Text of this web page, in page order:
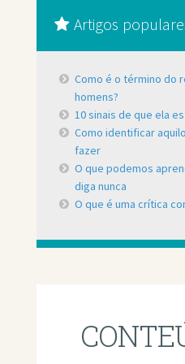
Artigos
Como é o término do
homens?
10 sinais de que ela
Como identificar
fazer
O que podemos
diga nunca
O que é uma crítica